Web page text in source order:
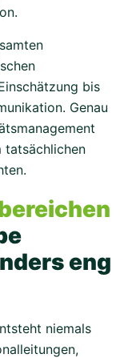
bis
Genau
tatsächlichen
eng
niemals